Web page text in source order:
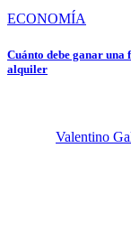
ECONOMÍA
Cuánto debe ganar una
alquiler
Valentino